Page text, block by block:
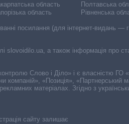
область
область
Полтавська
Рівненська
сайту залишає
посилання (для інтернет-видань
slovoidilo.ua, а також інформація про
Слово і Діло» і є власністю
«Позиція», «Партнерський
матеріалах. Згідно з